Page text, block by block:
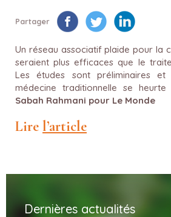
Partager
Un réseau associatif plaide pour la
seraient plus efficaces que le
Les études sont préliminaires
médecine traditionnelle se
Sabah Rahmani pour Le Monde
Lire l’article
Dernières actualités